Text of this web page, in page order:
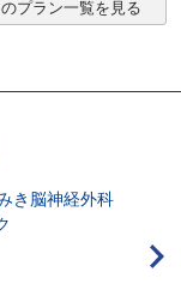
のプラン一覧を見る